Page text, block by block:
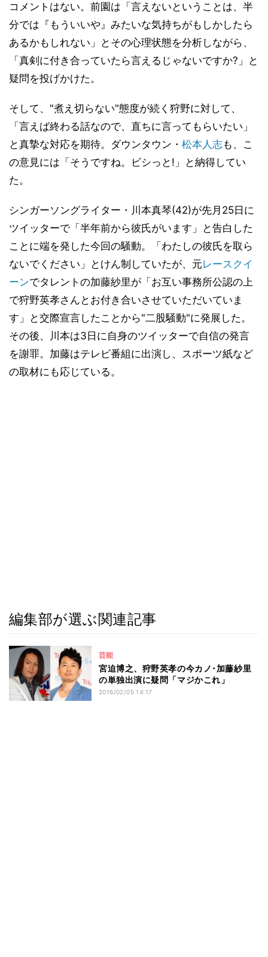
コメントはない。前園は「言えないということは、半
分では『もういいや』みたいな気持ちがもしかしたら
あるかもしれない」とその心理状態を分析しながら、
「真剣に付き合っていたら言えるじゃないですか?」と
疑問を投げかけた。
そして、"煮え切らない"態度が続く狩野に対して、
「言えば終わる話なので、直ちに言ってもらいたい」
と真摯な対応を期待。ダウンタウン・ 松本人志も、こ
の意見には「そうですね。ビシっと!」と納得してい
た。
シンガーソングライター・川本真琴(42)が先月25日に
ツイッターで「半年前から彼氏がいます」と告白した
ことに端を発した今回の騒動。「わたしの彼氏を取ら
ないでください」とけん制していたが、元レースクイ
ーンでタレントの加藤紗里が「お互い事務所公認の上
で狩野英孝さんとお付き合いさせていただいていま
す」と交際宣言したことから"二股騒動"に発展した。
その後、川本は3日に自身のツイッターで自信の発言
を謝罪。加藤はテレビ番組に出演し、スポーツ紙など
の取材にも応じている。
編集部が選ぶ関連記事
芸能
宮迫博之、狩野英孝の今カノ･加藤紗里
の単独出演に疑問「マジかこれ」
2016/02/05 14:17